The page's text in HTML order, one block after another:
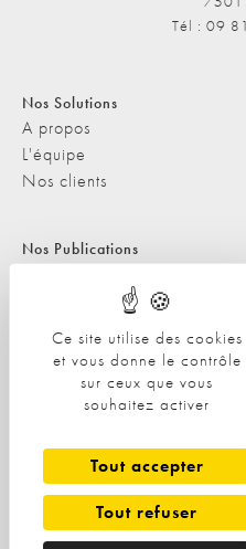
Ce site utilise des cookies
et vous donne le contrôle
sur ceux que vous
souhaitez activer
Tout accepter
Tout refuser
Tél : 09
Nos Solutions
A propos
L'équipe
Nos clients
Nos Publications
Les Podcasts de L'ObSoCo
L'ObSoCo dans les médias
Contacts
Nous contacter
Politique de cookies